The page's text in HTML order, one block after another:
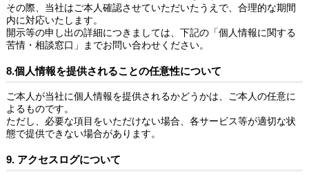
その際、当社はご本人確認させていただいたうえで、合理的な期間
内に対応いたします。
開示等の申し出の詳細につきましては、下記の「個人情報に関する
苦情・相談窓口」までお問い合わせください。
8.個人情報を提供されることの任意性について
ご本人が当社に個人情報を提供されるかどうかは、ご本人の任意に
よるものです。
ただし、必要な項目をいただけない場合、各サービス等が適切な状
態で提供できない場合があります。
9. アクセスログについて